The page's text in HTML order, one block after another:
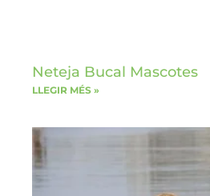
Neteja Bucal Mascotes
LLEGIR MÉS »